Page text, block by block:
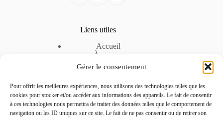
Gérer le consentement
Pour offrir les meilleures expériences, nous utilisons des technologies telles que les
cookies pour stocker et/ou accéder aux informations des appareils. Le fait de consentir
à ces technologies nous permettra de traiter des données telles que le comportement de
navigation ou les ID uniques sur ce site. Le fait de ne pas consentir ou de retirer son
Liens utiles
Accueil
À propos
Nos solutions
Espace Entreprise
Mentions légales
Politique de cookies
Politique de confidentialité